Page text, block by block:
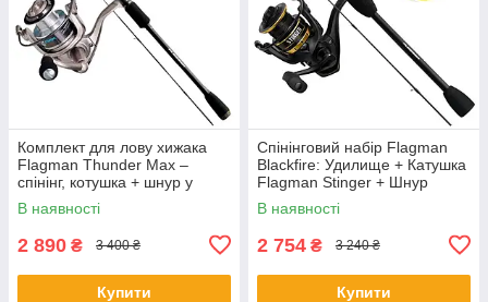
Комплект для лову хижака
Flagman Thunder Max –
спінінг, котушка + шнур у
ПОДАРУНОК
В наявності
2 890 ₴ 3 400 ₴
Купити
Спінінговий набір Flagman
Blackfire: Удилище + Катушка
Flagman Stinger + Шнур
Flagman Blackfire PE X-4
150м
В наявності
2 754 ₴ 3 240 ₴
Купити